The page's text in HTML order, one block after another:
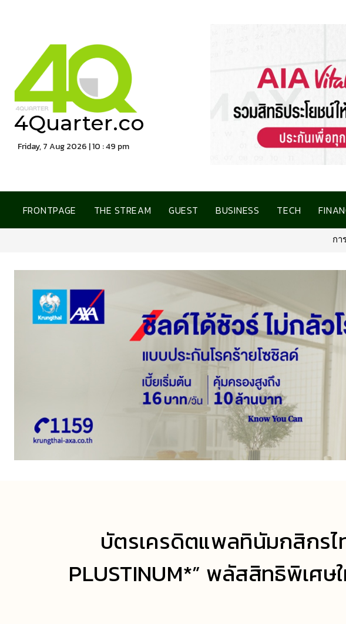
4Quarter.co
Friday, 7 Aug 2026 | 10 : 49 pm
FRONTPAGE THE STREAM GUEST BUSINESS TECH
การเคหะแห่งชาติ เปิดบ้านต้อนรับสื่อมวลชน
บัตรเครดิตแพลทินัมกสิกรไ
PLUSTINUM*” พลัสสิทธิพิเศ